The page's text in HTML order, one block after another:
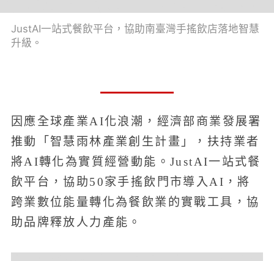
JustAI一站式餐飲平台，協助南臺灣手搖飲店落地智慧
升級。
因應全球產業AI化浪潮，經濟部商業發展署
推動「智慧雨林產業創生計畫」，扶持業者
將AI轉化為實質經營動能。JustAI一站式餐
飲平台，協助50家手搖飲門市導入AI，將
跨業數位能量轉化為餐飲業的實戰工具，協
助品牌釋放人力產能。